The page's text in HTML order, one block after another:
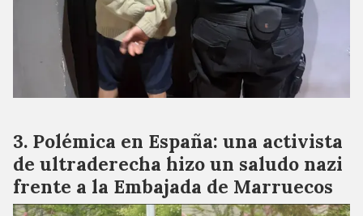
Polémica en España: una activista
de ultraderecha hizo un saludo nazi
frente a la Embajada de Marruecos